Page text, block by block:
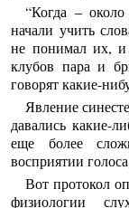
“Когда –
начали учить
не понимал их, и
клубов пара и
говорят какие-
Явление
давались какие-
еще более
восприятии
Вот протокол
физиологии